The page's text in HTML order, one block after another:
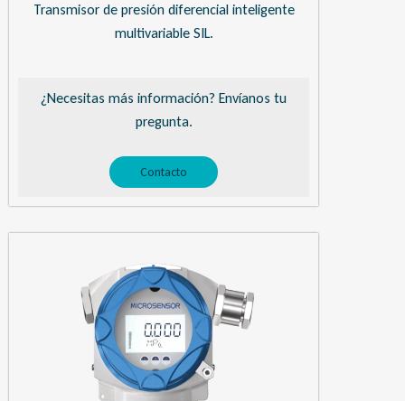
Transmisor de presión diferencial inteligente
multivariable SIL.
¿Necesitas más información? Envíanos tu
pregunta.
Contacto